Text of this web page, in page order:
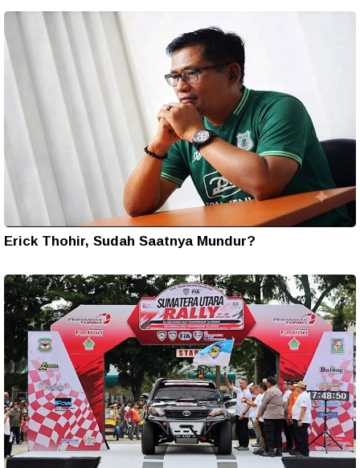
Erick Thohir, Sudah Saatnya Mundur?